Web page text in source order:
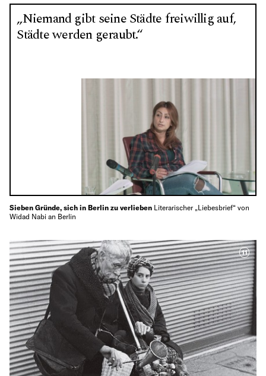
„Niemand gibt seine Städte freiwillig auf,
Städte werden geraubt.“
Sieben Gründe, sich in Berlin zu verlieben Literarischer „Liebesbrief“ von
Widad Nabi an Berlin
11